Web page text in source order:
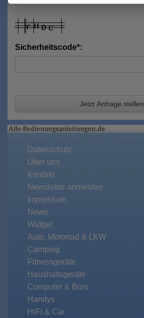
Sicherheitscode*:
Jetzt Anfrage stellen
Datenschutz
Über uns
Kontakt
Newsletter anmelden
Impressum
News
Widget
Auto, Motorrad & LKW
Camping
Fitnessgeräte
Haushaltsgeräte
Computer & Büro
Handys
HiFi & Car